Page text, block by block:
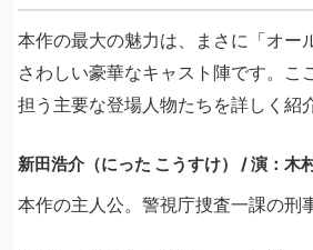
本作の最大の魅力は、まさに「オー
さわしい豪華なキャスト陣です。こ
担う主要な登場人物たちを詳しく紹
新田浩介（にった こうすけ） / 演：木
本作の主人公。警視庁捜査一課の刑